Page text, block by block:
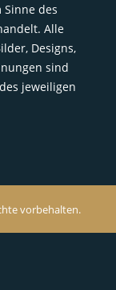
des
Alle
Designs,
sind
jeweiligen
vorbehalten.